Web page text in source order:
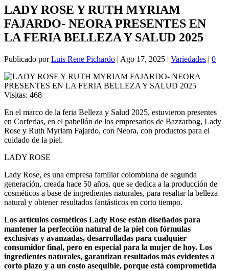
LADY ROSE Y RUTH MYRIAM
FAJARDO- NEORA PRESENTES EN
LA FERIA BELLEZA Y SALUD 2025
Publicado porLuis Rene Pichardo | Ago 17, 2025 | Variedades | 0
Visitas: 468
En el marco de la feria Belleza y Salud 2025, estuvieron presentes
en Corferias, en el pabellón de los empresarios de Bazzarbog, Lady
Rose y Ruth Myriam Fajardo, con Neora, con productos para el
cuidado de la piel.
LADY ROSE
Lady Rose, es una empresa familiar colombiana de segunda
generación, creada hace 50 años, que se dedica a la producción de
cosméticos a base de ingredientes naturales, para resaltar la belleza
natural y obtener resultados fantásticos en corto tiempo.
Los artículos cosméticos Lady Rose están diseñados para
mantener la perfección natural de la piel con fórmulas
exclusivas y avanzadas, desarrolladas para cualquier
consumidor final, pero en especial para la mujer de hoy. Los
ingredientes naturales, garantizan resultados más evidentes a
corto plazo y a un costo asequible, porque está comprometida